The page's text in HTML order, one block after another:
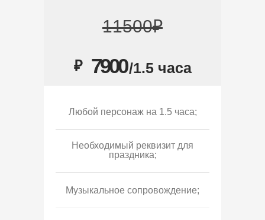
11500₽
₽ 7900/1.5 часа
Любой персонаж на 1.5 часа;
Необходимый реквизит для
праздника;
Музыкальное сопровождение;